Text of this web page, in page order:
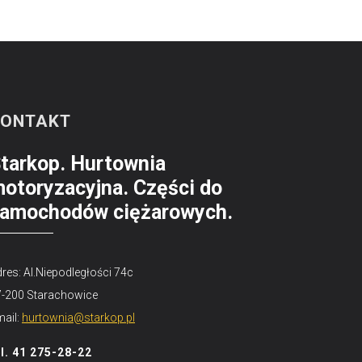
Hurtownia
Części do
ciężarowych.
Al.Niepodległości 74c
200 Starachowice
hurtownia@starkop.pl
41 275-28-22